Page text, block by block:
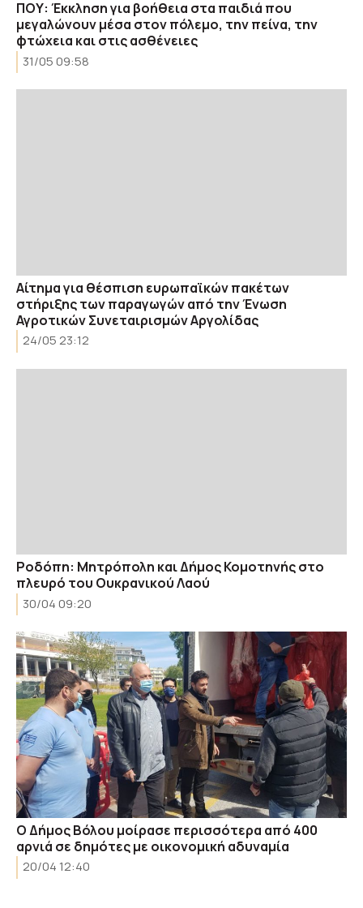
ΠΟΥ: Έκκληση για βοήθεια στα παιδιά που
μεγαλώνουν μέσα στον πόλεμο, την πείνα, την
φτώχεια και στις ασθένειες
31/05 09:58
Αίτημα για θέσπιση ευρωπαϊκών πακέτων
στήριξης των παραγωγών από την Ένωση
Αγροτικών Συνεταιρισμών Αργολίδας
24/05 23:12
Ροδόπη: Μητρόπολη και Δήμος Κομοτηνής στο
πλευρό του Ουκρανικού Λαού
30/04 09:20
Ο Δήμος Βόλου μοίρασε περισσότερα από 400
αρνιά σε δημότες με οικονομική αδυναμία
20/04 12:40